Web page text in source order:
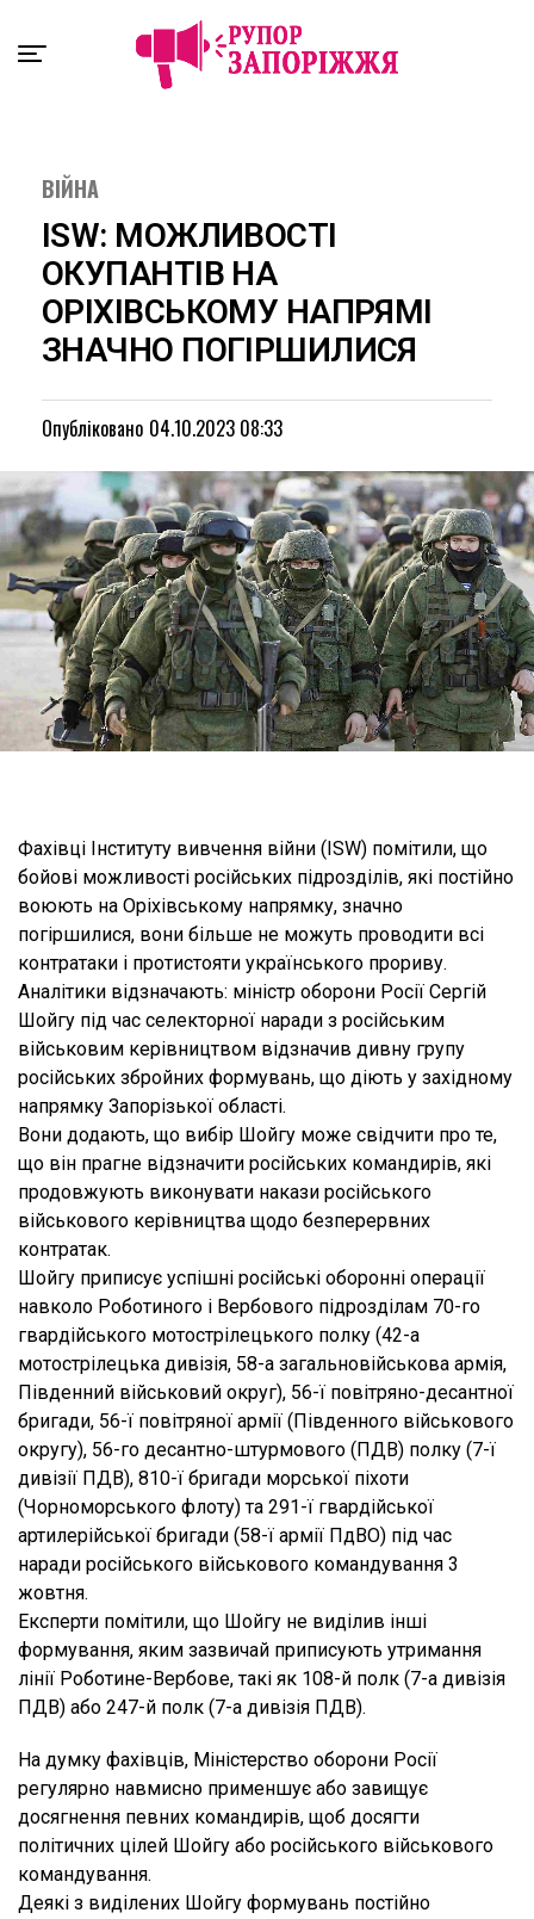
ВІЙНА
ISW: МОЖЛИВОСТІ
ОКУПАНТІВ НА
ОРІХІВСЬКОМУ НАПРЯМІ
ЗНАЧНО ПОГІРШИЛИСЯ
Опубліковано 04.10.2023 08:33
Фахівці Інституту вивчення війни (ISW) помітили, що
бойові можливості російських підрозділів, які постійно
воюють на Оріхівському напрямку, значно
погіршилися, вони більше не можуть проводити всі
контратаки і протистояти українського прориву.
Аналітики відзначають: міністр оборони Росії Сергій
Шойгу під час селекторної наради з російським
військовим керівництвом відзначив дивну групу
російських збройних формувань, що діють у західному
напрямку Запорізької області.
Вони додають, що вибір Шойгу може свідчити про те,
що він прагне відзначити російських командирів, які
продовжують виконувати накази російського
військового керівництва щодо безперервних
контратак.
Шойгу приписує успішні російські оборонні операції
навколо Роботиного і Вербового підрозділам 70-го
гвардійського мотострілецького полку (42-а
мотострілецька дивізія, 58-а загальновійськова армія,
Південний військовий округ), 56-ї повітряно-десантної
бригади, 56-ї повітряної армії (Південного військового
округу), 56-го десантно-штурмового (ПДВ) полку (7-ї
дивізії ПДВ), 810-ї бригади морської піхоти
(Чорноморського флоту) та 291-ї гвардійської
артилерійської бригади (58-ї армії ПдВО) під час
наради російського військового командування 3
жовтня.
Експерти помітили, що Шойгу не виділив інші
формування, яким зазвичай приписують утримання
лінії Роботине-Вербове, такі як 108-й полк (7-а дивізія
ПДВ) або 247-й полк (7-а дивізія ПДВ).
На думку фахівців, Міністерство оборони Росії
регулярно навмисно применшує або завищує
досягнення певних командирів, щоб досягти
політичних цілей Шойгу або російського військового
командування.
Деякі з виділених Шойгу формувань постійно
Exit mobile version